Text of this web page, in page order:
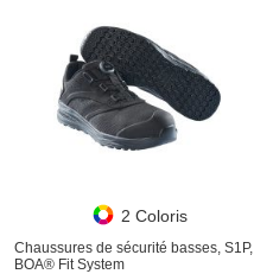
2 Coloris
Chaussures de sécurité basses, S1P,
BOA® Fit System